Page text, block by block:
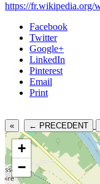
https://fr.wikipedia.org/
Facebook
Twitter
Google+
LinkedIn
Pinterest
Email
Print
« ← PRECEDENT
+
−